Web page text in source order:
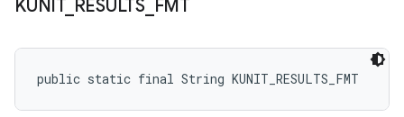
KUNIT_ RESULTS_ FMT
public static final String KUNIT_RESULTS_FMT